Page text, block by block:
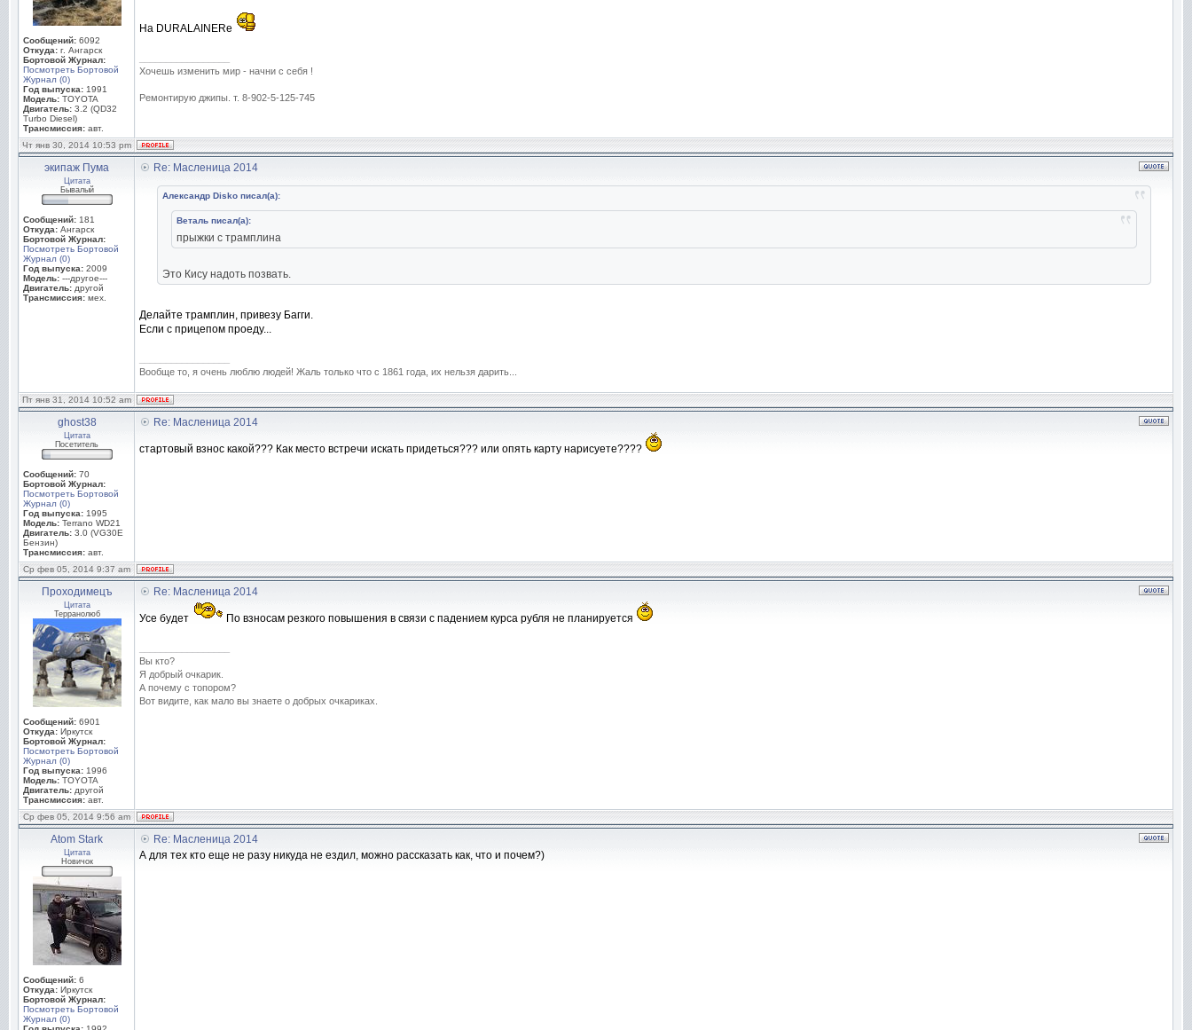
Сообщений: 6092
Откуда: г. Ангарск
Бортовой Журнал:
Посмотреть Бортовой
Журнал (0)
Год выпуска: 1991
Модель: TOYOTA
Двигатель: 3.2 (QD32
Turbo Diesel)
Трансмиссия: авт.
На DURALAINERe
Хочешь изменить мир - начни с себя !
Ремонтирую джипы. т. 8-902-5-125-745
Чт янв 30, 2014 10:53 pm
экипаж Пума
Цитата
Бывалый
Сообщений: 181
Откуда: Ангарск
Бортовой Журнал:
Посмотреть Бортовой
Журнал (0)
Год выпуска: 2009
Модель: ---другое---
Двигатель: другой
Трансмиссия: мех.
Re: Масленица 2014
Александр Disko писал(а):
Веталь писал(а):
прыжки с трамплина
Это Кису надоть позвать.
Делайте трамплин, привезу Багги.
Если с прицепом проеду...
Вообще то, я очень люблю людей! Жаль только что с 1861 года, их нельзя дарить...
Пт янв 31, 2014 10:52 am
ghost38
Цитата
Посетитель
Сообщений: 70
Бортовой Журнал:
Посмотреть Бортовой
Журнал (0)
Год выпуска: 1995
Модель: Terrano WD21
Двигатель: 3.0 (VG30E
Бензин)
Трансмиссия: авт.
Re: Масленица 2014
стартовый взнос какой??? Как место встречи искать придеться??? или опять карту нарисуете????
Ср фев 05, 2014 9:37 am
Проходимецъ
Цитата
Терранолюб
Сообщений: 6901
Откуда: Иркутск
Бортовой Журнал:
Посмотреть Бортовой
Журнал (0)
Год выпуска: 1996
Модель: TOYOTA
Двигатель: другой
Трансмиссия: авт.
Re: Масленица 2014
Усе будет По взносам резкого повышения в связи с падением курса рубля не планируется
Вы кто?
Я добрый очкарик.
А почему с топором?
Вот видите, как мало вы знаете о добрых очкариках.
Ср фев 05, 2014 9:56 am
Atom Stark
Цитата
Новичок
Сообщений: 6
Откуда: Иркутск
Бортовой Журнал:
Посмотреть Бортовой
Журнал (0)
Re: Масленица 2014
А для тех кто еще не разу никуда не ездил, можно рассказать как, что и почем?)